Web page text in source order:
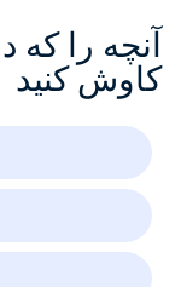
آنچه را که
کاوش کنید